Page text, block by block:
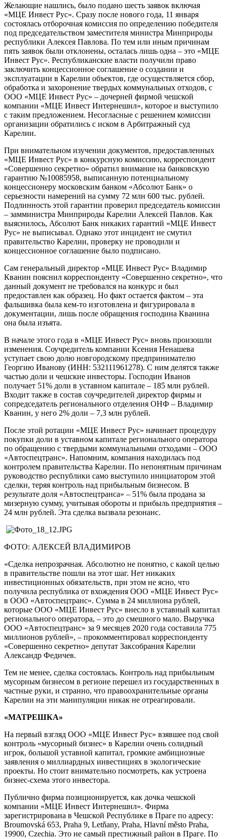
Желающие нашлись, было подано шесть заявок включая
«МЦЕ Инвест Рус». Сразу после нового года, 11 января
состоялась отборочная комиссия по определению победителя
под председательством заместителя министра Минприроды
республики Алексея Павлова. По тем или иным причинам
пять заявок были отклонены, осталась лишь одна – это «МЦЕ
Инвест Рус». Республиканские власти получили право
заключить концессионное соглашение о создании и
эксплуатации в Карелии объектов, где осуществляется сбор,
обработка и захоронение твердых коммунальных отходов, с
ООО «МЦЕ Инвест Рус» – дочерней фирмой чешской
компании «МЦЕ Инвест Интернешнл», которое и выступило
с таким предложением. Несогласные с решением комиссии
организации обратились с иском в Арбитражный суд
Карелии.
При внимательном изучении документов, предоставленных
«МЦЕ Инвест Рус» в конкурсную комиссию, корреспондент
«Совершенно секретно» обратил внимание на банковскую
гарантию №10085958, выписанную потенциальному
концессионеру московским банком «Абсолют Банк» о
серьезности намерений на сумму 72 млн 600 тыс. рублей.
Подлинность этой гарантии проверил председатель комиссии
– замминистра Минприроды Карелии Алексей Павлов. Как
выяснилось, Абсолют Банк никаких гарантий «МЦЕ Инвест
Рус» не выписывал. Однако этот инцидент не смутил
правительство Карелии, проверку не проводили и
концессионное соглашение было подписано.
Сам генеральный директор «МЦЕ Инвест Рус» Владимир
Кванин пояснил корреспонденту «Совершенно секретно», что
данный документ не требовался на конкурс и был
предоставлен как образец. Но факт остается фактом – эта
фальшивка была кем-то изготовлена и фигурировала в
документации, лишь после обращения господина Кванина
она была изъята.
В начале этого года в «МЦЕ Инвест Рус» вновь произошли
изменения. Соучредитель компании Ксения Ненашева
уступает свою долю новгородскому предпринимателю
Георгию Иванову (ИНН: 532111961278). С ним делятся также
частью доли и чешские инвесторы. Господин Иванов
получает 51% доли в уставном капитале – 185 млн рублей.
Входит также в состав соучредителей директор фирмы и
сопредседатель регионального отделения ОНФ – Владимир
Кванин, у него 2% доли – 7,3 млн рублей.
После этой ротации «МЦЕ Инвест Рус» начинает процедуру
покупки доли в уставном капитале регионального оператора
по обращению с твердыми коммунальными отходами – ООО
«Автоспецтранс». Напомним, компания находилась под
контролем правительства Карелии. По непонятным причинам
руководство республики само выступило инициатором этой
сделки, теряя контроль над прибыльным бизнесом. В
результате доля «Автоспецтранса» – 51% была продана за
мизерную сумму, учитывая обороты и прибыль предприятия –
24 млн рублей. Эта сделка вызвала резонанс.
ФОТО: АЛЕКСЕЙ ВЛАДИМИРОВ
«Сделка непрозрачная. Абсолютно не понятно, с какой целью
в правительстве пошли на этот шаг. Нет никаких
инвестиционных обязательств, при этом не ясно, что
получила республика от вхождения ООО «МЦЕ Инвест Рус»
в ООО «Автоспецтранс». Сумма в 24 миллиона рублей,
которые ООО «МЦЕ Инвест Рус» внесло в уставный капитал
регионального оператора, – это до смешного мало. Выручка
ООО «Автоспецтранс» за 9 месяцев 2020 года составила 775
миллионов рублей», – прокомментировал корреспонденту
«Совершенно секретно» депутат Заксобрания Карелии
Александр Федичев.
Тем не менее, сделка состоялась. Контроль над прибыльным
мусорным бизнесом в регионе перешел из государственных в
частные руки, и странно, что правоохранительные органы
Карелии на эти манипуляции никак не отреагировали.
«МАТРЕШКА»
На первый взгляд ООО «МЦЕ Инвест Рус» взявшее под свой
контроль «мусорный бизнес» в Карелии очень солидный
игрок, большой уставной капитал, громкие амбициозные
заявления о миллиардных инвестициях в экологические
проекты. Но стоит внимательно посмотреть, как устроена
бизнес-схема этого инвестора.
Публично фирма позиционируется, как дочка чешской
компании «МЦЕ Инвест Интернешнл». Фирма
зарегистрирована в Чешской Республике в Праге по адресу:
Broumovská 653, Praha 9, Letňany, Praha, Hlavní město Praha,
19900, Czechia. Это не самый престижный район в Праге. По